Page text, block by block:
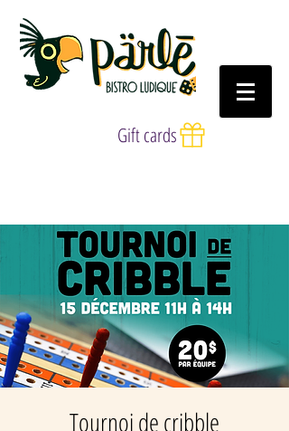
Gift cards
Tournoi de cribble